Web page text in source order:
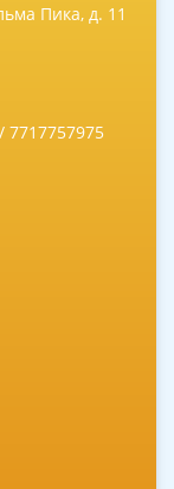
Пика, д. 11
7717757975